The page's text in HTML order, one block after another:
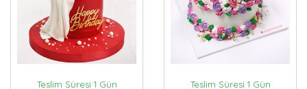
Teslim Süresi 1 Gün Teslim Süresi 1 Gün